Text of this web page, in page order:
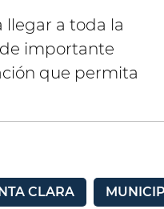
llegar a toda la
importante
que permita
CLARA